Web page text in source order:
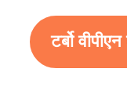
टर्बो